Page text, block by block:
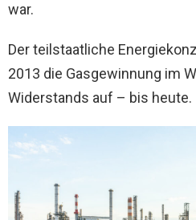
war.
Der teilstaatliche
2013 die Gasgewinnung im
Widerstands auf – bis heute.